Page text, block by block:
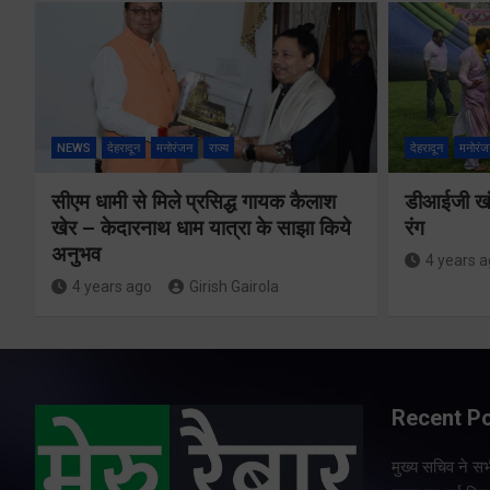
NEWS देहरादून मनोरंजन राज्य
सीएम धामी से मिले प्रसिद्ध गायक कैलाश
खेर – केदारनाथ धाम यात्रा के साझा किये
अनुभव
4 years ago Girish Gairola
देहरादून
डीआईजी
रंग
4 years
Recent
मुख्य सचिव ने